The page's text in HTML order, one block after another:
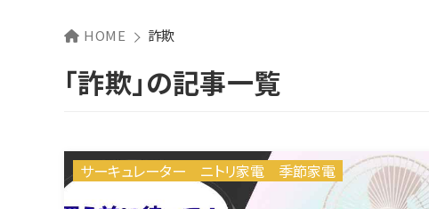
HOME 詐欺
「詐欺」の記事一覧
サーキュレーター ニトリ家電 季節家電